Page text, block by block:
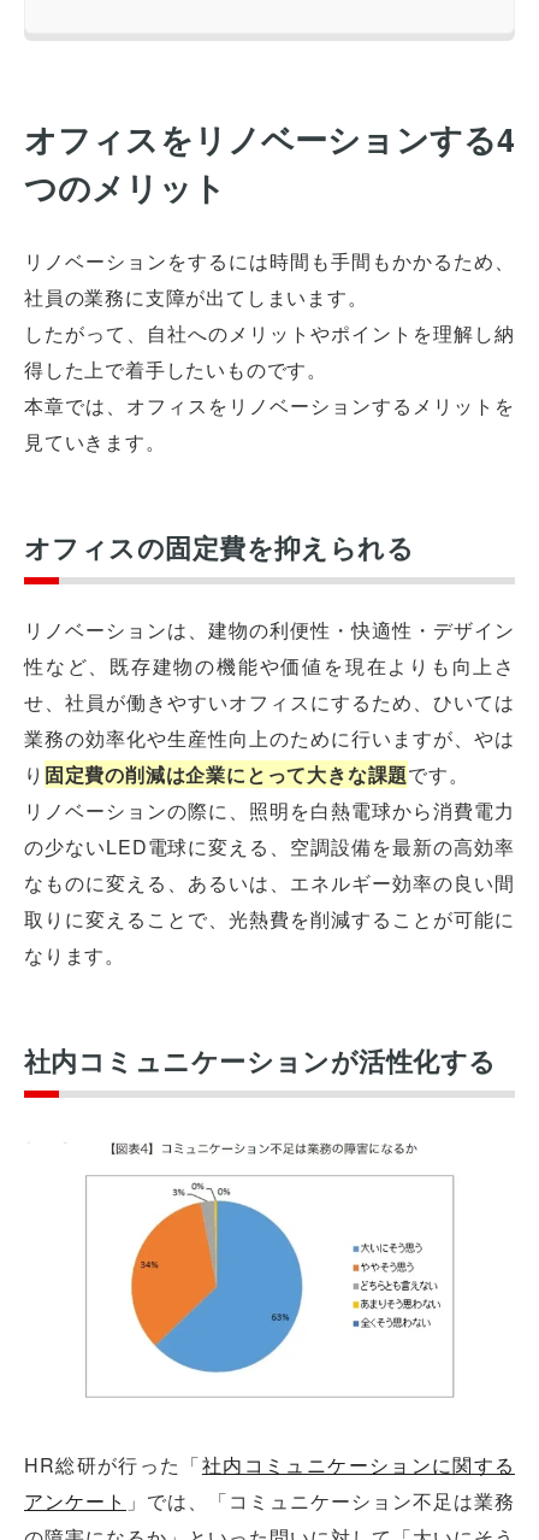
オフィスをリノベーションする4
つのメリット
リノベーションをするには時間も手間もかかるため、
社員の業務に支障が出てしまいます。
したがって、自社へのメリットやポイントを理解し納
得した上で着手したいものです。
本章では、オフィスをリノベーションするメリットを
見ていきます。
オフィスの固定費を抑えられる
リノベーションは、建物の利便性・快適性・デザイン
性など、既存建物の機能や価値を現在よりも向上さ
せ、社員が働きやすいオフィスにするため、ひいては
業務の効率化や生産性向上のために行いますが、やは
り 固定費の削減は企業にとって大きな課題です。
リノベーションの際に、照明を白熱電球から消費電力
の少ないLED電球に変える、空調設備を最新の高効率
なものに変える、あるいは、エネルギー効率の良い間
取りに変えることで、光熱費を削減することが可能に
なります。
社内コミュニケーションが活性化する
HR総研が行った「社内コミュニケーションに関する
アンケート 」では、「コミュニケーション不足は業務